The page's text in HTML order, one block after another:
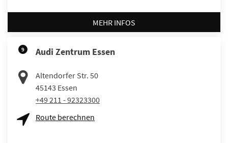
MEHR INFOS
9 Audi Zentrum Essen
Altendorfer Str. 50
45143 Essen
+49 211 - 92323300
Route berechnen